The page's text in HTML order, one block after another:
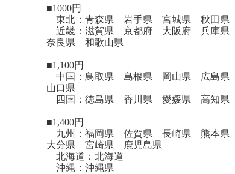
■1000円
東北：青森県 岩手県 宮城県 秋田県
近畿：滋賀県 京都府 大阪府 兵庫県
奈良県 和歌山県
■1,100円
中国：鳥取県 島根県 岡山県 広島県
山口県
四国：徳島県 香川県 愛媛県 高知県
■1,400円
九州：福岡県 佐賀県 長崎県 熊本県
大分県 宮崎県 鹿児島県
北海道：北海道
沖縄：沖縄県